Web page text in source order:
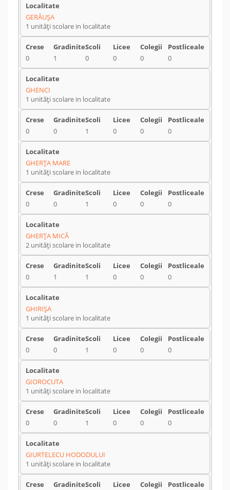
GERĂUŞA
1 unități scolare in localitate
0 1 0 0 0 0
GHENCI
1 unități scolare in localitate
0 0 1 0 0 0
GHERŢA MARE
1 unități scolare in localitate
0 0 1 0 0 0
GHERŢA MICĂ
2 unități scolare in localitate
0 1 1 0 0 0
GHIRIŞA
1 unități scolare in localitate
0 0 1 0 0 0
GIOROCUTA
1 unități scolare in localitate
0 0 1 0 0 0
GIURTELECU HODODULUI
1 unități scolare in localitate